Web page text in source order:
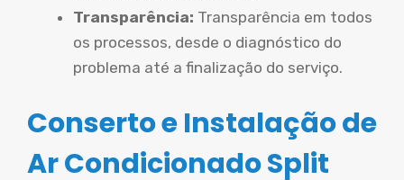
Transparência: Transparência em todos
os processos, desde o diagnóstico do
problema até a finalização do serviço.
Conserto e Instalação de
Ar Condicionado Split